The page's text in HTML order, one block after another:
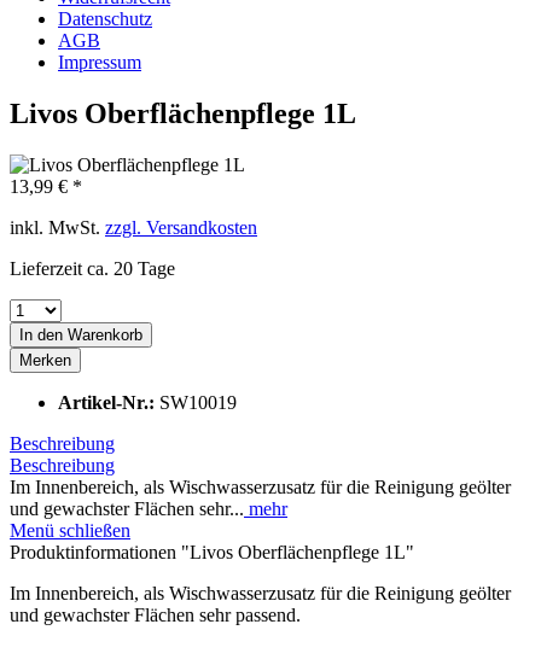
Datenschutz
AGB
Impressum
Livos Oberflächenpflege 1L
13,99 € *
inkl. MwSt. zzgl. Versandkosten
Lieferzeit ca. 20 Tage
In den Warenkorb
Merken
Artikel-Nr.: SW10019
Beschreibung
Beschreibung
Im Innenbereich, als Wischwasserzusatz für die Reinigung geölter
und gewachster Flächen sehr... mehr
Menü schließen
Produktinformationen "Livos Oberflächenpflege 1L"
Im Innenbereich, als Wischwasserzusatz für die Reinigung geölter
und gewachster Flächen sehr passend.